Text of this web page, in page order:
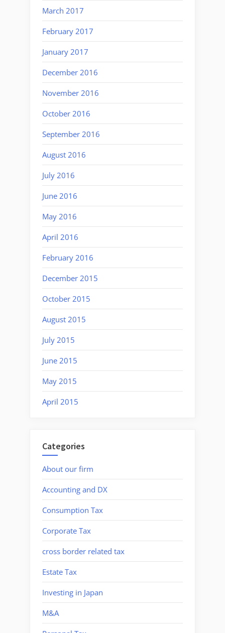
March 2017
February 2017
January 2017
December 2016
November 2016
October 2016
September 2016
August 2016
July 2016
June 2016
May 2016
April 2016
February 2016
December 2015
October 2015
August 2015
July 2015
June 2015
May 2015
April 2015
Categories
About our firm
Accounting and DX
Consumption Tax
Corporate Tax
cross border related tax
Estate Tax
Investing in Japan
M&A